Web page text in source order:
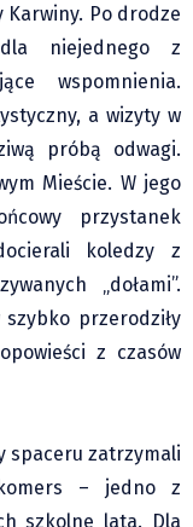
Po drodze
niejednego z
wspomnienia.
a wizyty w
próbą odwagi.
Mieście. W jego
przystanek
koledzy z
„dołami”.
przerodziły
z czasów
spaceru zatrzymali
– jedno z
szkolne lata. Dla